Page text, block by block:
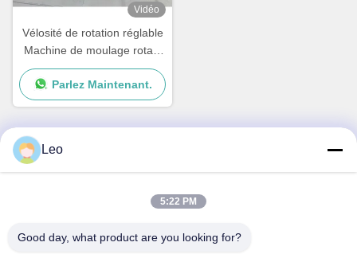
Vidéo
Vélosité de rotation réglable
Machine de moulage rotatif
Équipement de moulage
rotatif Production rapide
Parlez Maintenant.
Contactez rapidement
No.30 Chuangye West Road, ville de Chunjiang, district de
Leo
5:22 PM
Good day, what product are you looking for?